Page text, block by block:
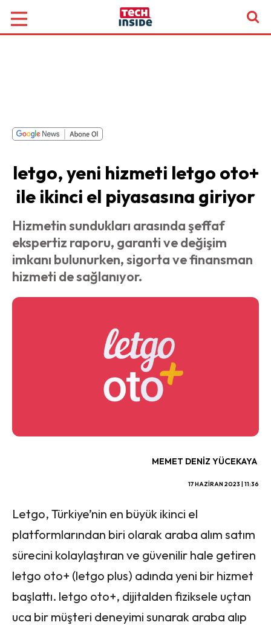
letgo, yeni hizmeti letgo oto+
ile ikinci el piyasasına giriyor
Hizmetin sundukları arasında şeffaf
ekspertiz raporu, garanti ve değişim
imkanı bulunurken, sigorta ve finansman
hizmeti de sağlanıyor.
MEMET DENIZ YÜCEKAYA
17 HAZIRAN 2023 | 11:36
Letgo, Türkiye’nin en büyük ikinci el
platformlarından biri olarak araba alım satım
sürecini kolaylaştıran ve güvenilir hale getiren
letgo oto+ (letgo plus) adında yeni bir hizmet
başlattı. letgo oto+, dijitalden fiziksele uçtan
uca bir müşteri deneyimi sunarak araba alıp